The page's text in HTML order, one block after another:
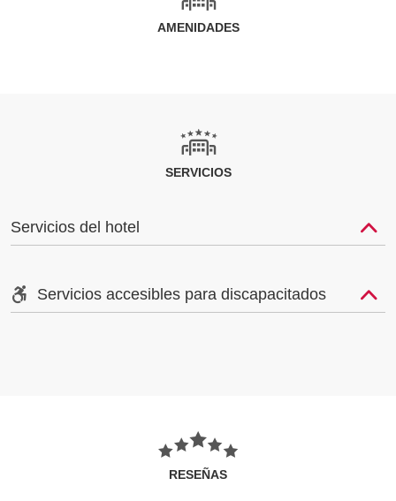
AMENIDADES
SERVICIOS
Servicios del hotel
Servicios accesibles para discapacitados
RESEÑAS